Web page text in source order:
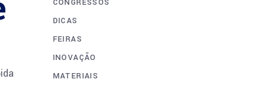
CONGRESSOS
DICAS
FEIRAS
INOVAÇÃO
MATERIAIS